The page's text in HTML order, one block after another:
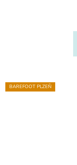
BAREFOOT PLZEŇ